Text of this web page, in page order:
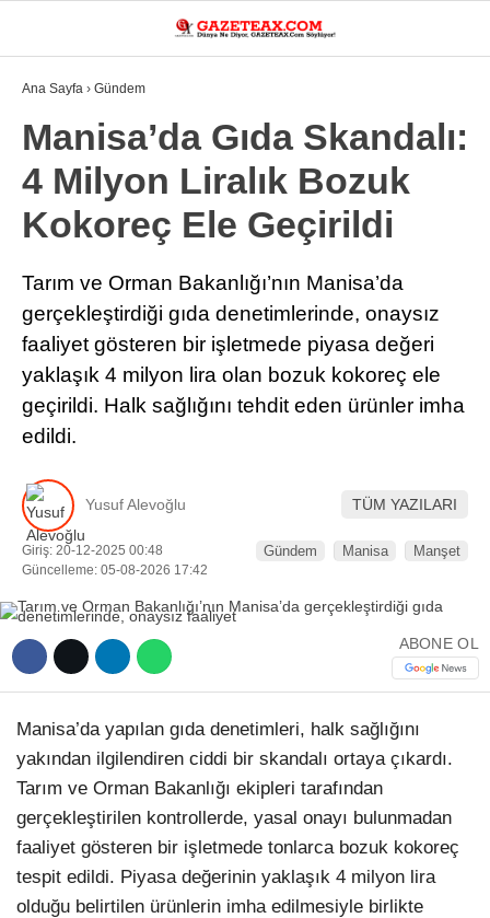
WhatsApp İhbar Hattı
Facebook
Instagram
Youtube
33.1
MANISA
DÜNYA
ASAYIŞ
SIYASET
EKONOMI
SPOR
YEREL
EĞITIM
Ana Sayfa › Gündem
Manisa’da Gıda Skandalı:
4 Milyon Liralık Bozuk
Kokoreç Ele Geçirildi
Tarım ve Orman Bakanlığı’nın Manisa’da
gerçekleştirdiği gıda denetimlerinde, onaysız
faaliyet gösteren bir işletmede piyasa değeri
yaklaşık 4 milyon lira olan bozuk kokoreç ele
geçirildi. Halk sağlığını tehdit eden ürünler imha
edildi.
Yusuf Alevoğlu TÜM YAZILARI
Giriş: 20-12-2025 00:48
Güncelleme: 05-08-2026 17:42
Gündem Manisa Manşet
ABONE OL
Manisa’da yapılan gıda denetimleri, halk sağlığını
yakından ilgilendiren ciddi bir skandalı ortaya çıkardı.
Tarım ve Orman Bakanlığı ekipleri tarafından
gerçekleştirilen kontrollerde, yasal onayı bulunmadan
faaliyet gösteren bir işletmede tonlarca bozuk kokoreç
tespit edildi. Piyasa değerinin yaklaşık 4 milyon lira
olduğu belirtilen ürünlerin imha edilmesiyle birlikte